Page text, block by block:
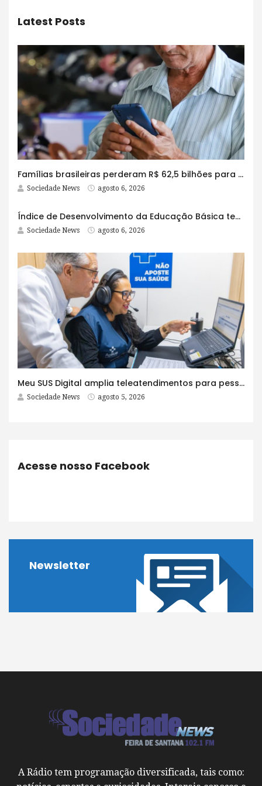
Latest Posts
Famílias brasileiras perderam R$ 62,5 bilhões para bets em 2025
Sociedade News agosto 6, 2026
Índice de Desenvolvimento da Educação Básica tem elevação em todas as etapas
Sociedade News agosto 6, 2026
Meu SUS Digital amplia teleatendimentos para pessoas com problemas com jogos e apostas
Sociedade News agosto 5, 2026
Acesse nosso Facebook
Newsletter
A Rádio tem programação diversificada, tais como: